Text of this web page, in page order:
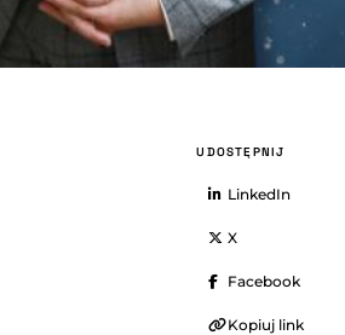
UDOSTĘPNIJ
LinkedIn
X
Facebook
Kopiuj link